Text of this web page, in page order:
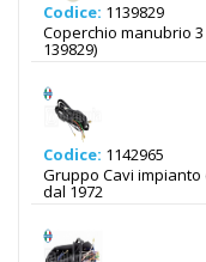
Codice: 1139829
Coperchio manubrio 3
139829)
Codice: 1142965
Gruppo Cavi impianto
dal 1972